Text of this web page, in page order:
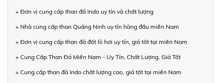
+ Đơn vị cung cấp than đá Indo uy tín và chất lượng
+ Nhà cung cấp than Quảng Ninh uy tín hàng đầu miền Nam
+ Đơn vị cung cấp than đá đốt lò hơi uy tín, giá tốt tại miền Nam
+ Cung Cấp Than Đá Miền Nam - Uy Tín, Chất Lượng, Giá Tốt
+ Cung cấp than đá Indo chất lượng cao, giá tốt tại miền Nam